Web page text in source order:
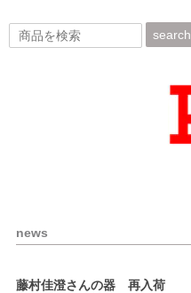
search
news
藤村佳澄さんの器 再入荷